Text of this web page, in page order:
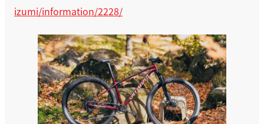
izumi/information/2228/